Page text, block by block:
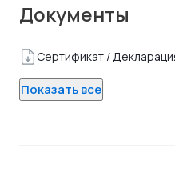
Документы
Сертификат /
Показать все